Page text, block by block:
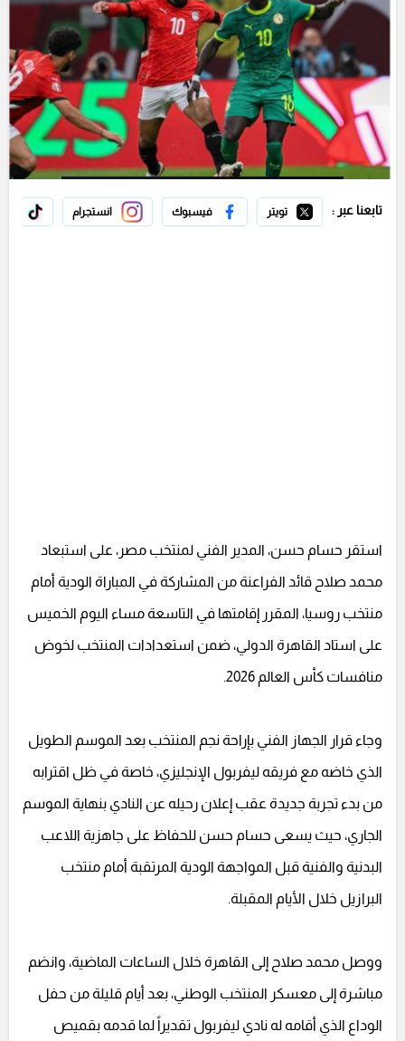
تابعنا عبر : تويتر فيسبوك انستجرام
استقر حسام حسن، المدير الفني لمنتخب مصر، على استبعاد
محمد صلاح قائد الفراعنة من المشاركة في المباراة الودية أمام
منتخب روسيا، المقرر إقامتها في التاسعة مساء اليوم الخميس
على استاد القاهرة الدولي، ضمن استعدادات المنتخب لخوض
منافسات كأس العالم 2026.
وجاء قرار الجهاز الفني بإراحة نجم المنتخب بعد الموسم الطويل
الذي خاضه مع فريقه ليفربول الإنجليزي، خاصة في ظل اقترابه
من بدء تجربة جديدة عقب إعلان رحيله عن النادي بنهاية الموسم
الجاري، حيث يسعى حسام حسن للحفاظ على جاهزية اللاعب
البدنية والفنية قبل المواجهة الودية المرتقبة أمام منتخب
البرازيل خلال الأيام المقبلة.
ووصل محمد صلاح إلى القاهرة خلال الساعات الماضية، وانضم
مباشرة إلى معسكر المنتخب الوطني، بعد أيام قليلة من حفل
الوداع الذي أقامه له نادي ليفربول تقديراً لما قدمه بقميص